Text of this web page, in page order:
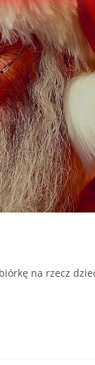
na rzecz